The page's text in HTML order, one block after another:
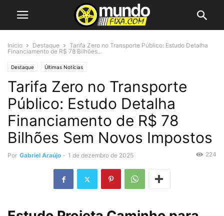
Início Destaque
Tarifa Zero no Transporte Público: Estudo Detalha
Financiamento de R$ 78 Bilhões...
Destaque Últimas Notícias
Tarifa Zero no Transporte
Público: Estudo Detalha
Financiamento de R$ 78
Bilhões Sem Novos Impostos
Por Gabriel Araújo - 1 de dezembro de 2025 224